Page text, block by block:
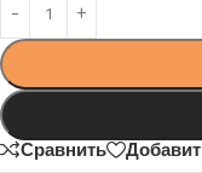
Сравнить